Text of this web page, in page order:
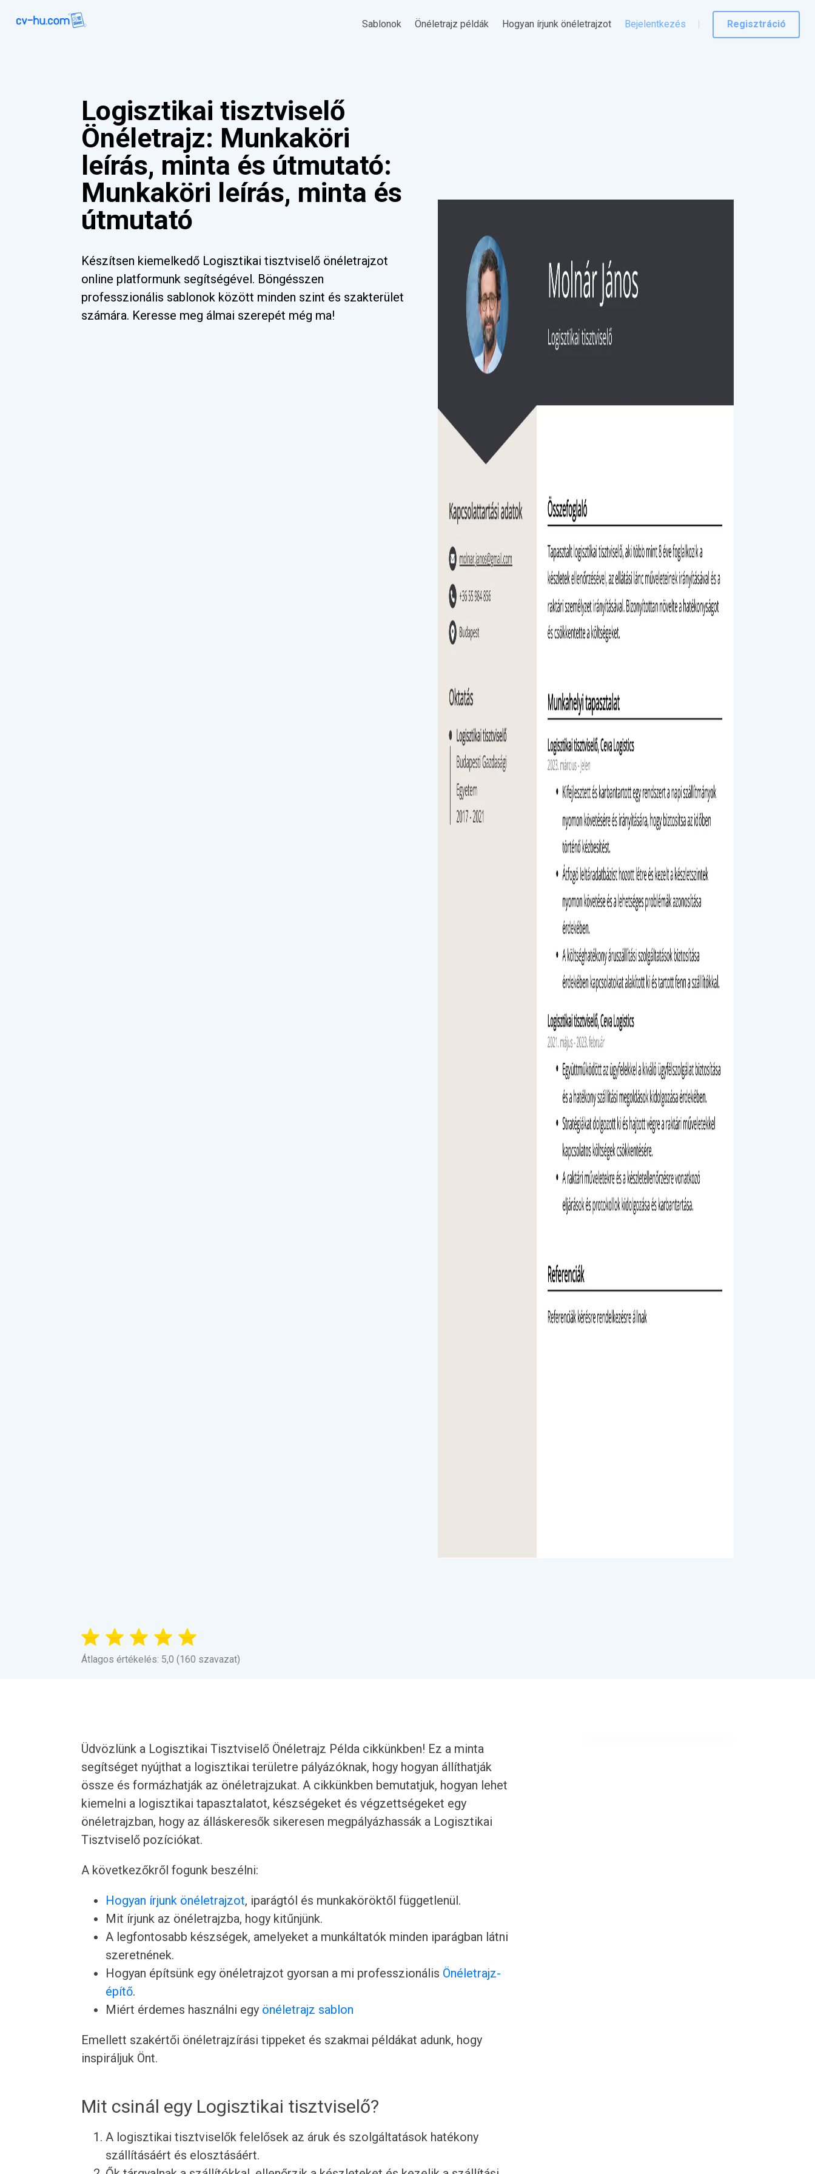
Sablonok Önéletrajz példák Hogyan írjunk önéletrajzot Bejelentkezés Regisztráció
Logisztikai tisztviselő
Önéletrajz: Munkaköri
leírás, minta és útmutató:
Munkaköri leírás, minta és
útmutató
Készítsen kiemelkedő Logisztikai tisztviselő önéletrajzot
online platformunk segítségével. Böngésszen
professzionális sablonok között minden szint és szakterület
számára. Keresse meg álmai szerepét még ma!
Átlagos értékelés: 5,0 (160 szavazat)
Üdvözlünk a Logisztikai Tisztviselő Önéletrajz Példa cikkünkben! Ez a minta
segítséget nyújthat a logisztikai területre pályázóknak, hogy hogyan állíthatják
össze és formázhatják az önéletrajzukat. A cikkünkben bemutatjuk, hogyan lehet
kiemelni a logisztikai tapasztalatot, készségeket és végzettségeket egy
önéletrajzban, hogy az álláskeresők sikeresen megpályázhassák a Logisztikai
Tisztviselő pozíciókat.
A következőkről fogunk beszélni:
Hogyan írjunk önéletrajzot, iparágtól és munkaköröktől függetlenül.
Mit írjunk az önéletrajzba, hogy kitűnjünk.
A legfontosabb készségek, amelyeket a munkáltatók minden iparágban látni
szeretnének.
Hogyan építsünk egy önéletrajzot gyorsan a mi professzionális Önéletrajz-
építő.
Miért érdemes használni egy önéletrajz sablon
Emellett szakértői önéletrajzírási tippeket és szakmai példákat adunk, hogy
inspiráljuk Önt.
Mit csinál egy Logisztikai tisztviselő?
A logisztikai tisztviselők felelősek az áruk és szolgáltatások hatékony
szállításáért és elosztásáért.